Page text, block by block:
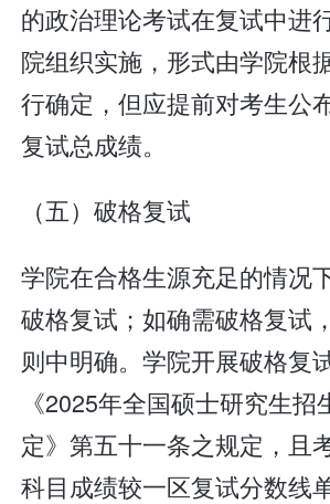
的政治理论考试在复试中进
院组织实施，形式由学院根
行确定，但应提前对考生公
复试总成绩。
（五）破格复试
学院在合格生源充足的情况
破格复试；如确需破格复试
则中明确。学院开展破格复
《2025年全国硕士研究生
定》第五十一条之规定，且
科目成绩较一区复试分数线